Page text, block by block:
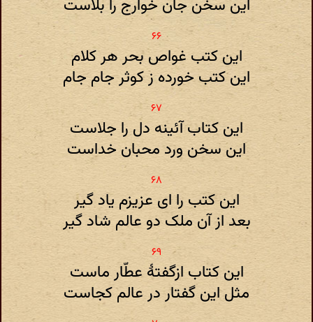
این سخن جان خوارج را بلاست
این کتب غواص بحر هر کلام
این کتب خورده ز کوثر جام جام
این کتاب آئینه دل را جلاست
این سخن ورد محبان خداست
این کتب را ای عزیزم یاد گیر
بعد از آن ملک دو عالم شاد گیر
این کتاب ازگفتهٔ عطّار ماست
مثل این گفتار در عالم کجاست